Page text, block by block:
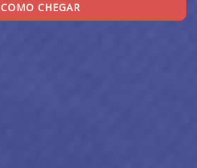
COMO CHEGAR